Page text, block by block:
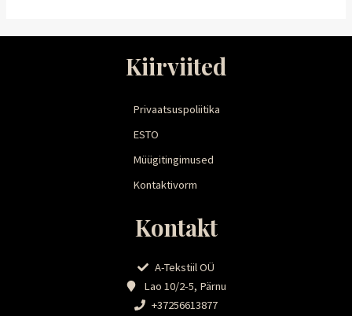
Kiirviited
Privaatsuspoliitika
ESTO
Müügitingimused
Kontaktivorm
Kontakt
A-Tekstiil OÜ
Lao 10/2-5, Pärnu
+37256613877